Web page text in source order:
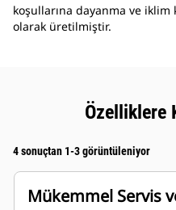
koşullarına dayanma ve iklim
olarak üretilmiştir.
Özelliklere
4 sonuçtan 1-3 görüntüleniyor
Mükemmel Servis